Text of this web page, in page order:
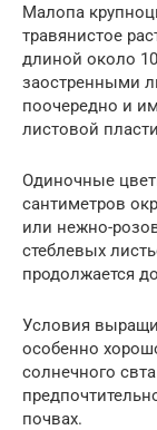
Малопа
травянистое
длиной около
заостренными
поочередно и
листовой
Одиночные
сантиметров
или нежно-
стеблевых
продолжается
Условия
особенно
солнечного
почвах.